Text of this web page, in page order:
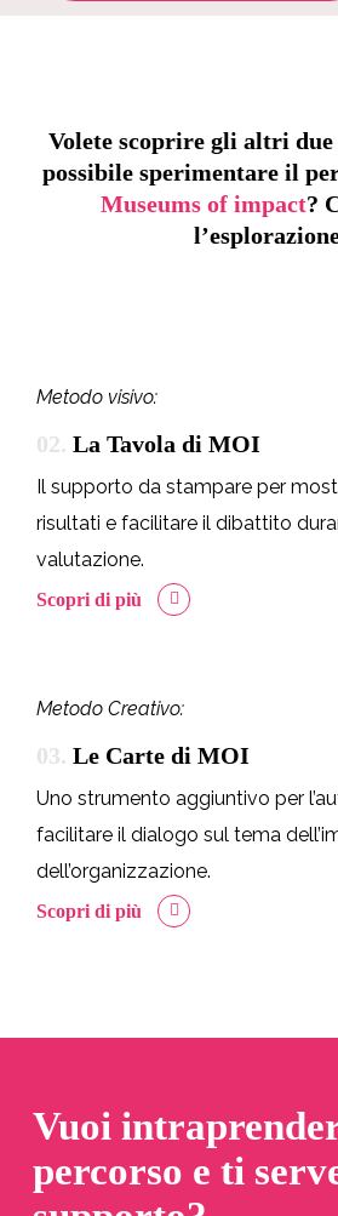
Volete scoprire gli altri
possibile sperimentare il
Museums of impact?
Metodo visivo:
02. La Tavola di MOI
Il supporto da stampare per
risultati e facilitare il dibattito
valutazione.
Scopri di più
Metodo Creativo:
03. Le Carte di MOI
Uno strumento aggiuntivo per
facilitare il dialogo sul tema
dell’organizzazione.
Scopri di più
Vuoi
percorso e ti